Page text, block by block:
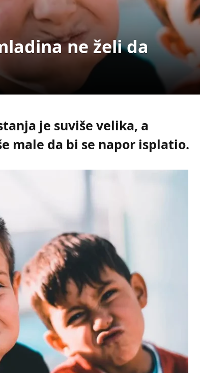
ne želi da
je suviše velika, a
male da bi se napor isplatio.